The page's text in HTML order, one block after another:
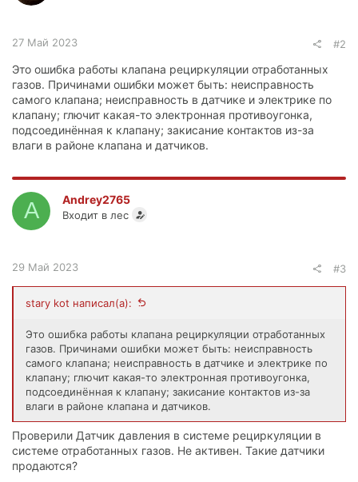
27 Май 2023 #2
Это ошибка работы клапана рециркуляции отработанных
газов. Причинами ошибки может быть: неисправность
самого клапана; неисправность в датчике и электрике по
клапану; глючит какая-то электронная противоугонка,
подсоединённая к клапану; закисание контактов из-за
влаги в районе клапана и датчиков.
A Andrey2765
Входит в лес
29 Май 2023 #3
stary kot написал(а):
Это ошибка работы клапана рециркуляции отработанных
газов. Причинами ошибки может быть: неисправность
самого клапана; неисправность в датчике и электрике по
клапану; глючит какая-то электронная противоугонка,
подсоединённая к клапану; закисание контактов из-за
влаги в районе клапана и датчиков.
Проверили Датчик давления в системе рециркуляции в
системе отработанных газов. Не активен. Такие датчики
продаются?